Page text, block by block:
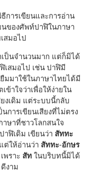
การเขียนและการอ่าน
นของศัพท์ปาฬิในภาษา
สมอไป
ป็นจำนวนมาก แต่ก็มิได้
เสมอไป เช่น ปาฬิมี
มมาใช้ในภาษาไทยได้มี
าใจว่าเพื่อให้ง่ายใน
งเดิม แต่ระบบนี้กลับ
การเขียนเสียงที่ไม่ตรง
ษาที่ชาวโลกสนใจ
าฬิเดิม เขียนว่า สัททะ
ต่ให้อ่านว่า สัททะ-อักษร
เพราะ สัท ในบริบทนี้มิได้
งาม